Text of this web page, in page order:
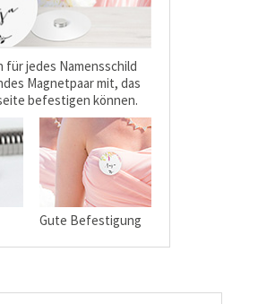
für jedes Namensschild
Magnetpaar mit, das
befestigen können.
Gute Befestigung